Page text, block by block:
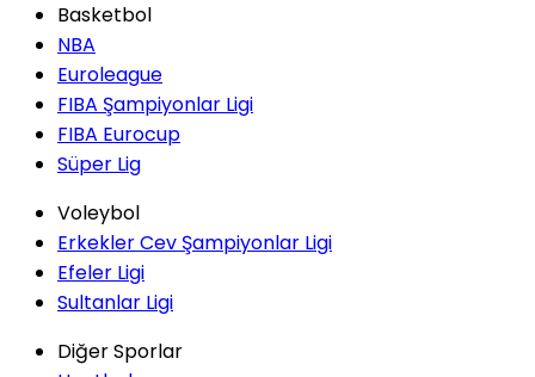
Basketbol
NBA
Euroleague
FIBA Şampiyonlar Ligi
FIBA Eurocup
Süper Lig
Voleybol
Erkekler Cev Şampiyonlar Ligi
Efeler Ligi
Sultanlar Ligi
Diğer Sporlar